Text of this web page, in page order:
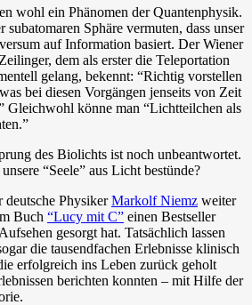
wohl ein Phänomen der Quantenphysik.
Sphäre vermuten, dass unser
auf Information basiert. Der Wiener
dem als erster die Teleportation
gelang, bekennt: “Richtig vorstellen
bei diesen Vorgängen jenseits von Zeit
Gleichwohl könne man “Lichtteilchen als
des Biolichts ist noch unbeantwortet.
“Seele” aus Licht bestünde?
deutsche PhysikerMarkolf Niemz weiter
Buch “Lucy mit C” einen Bestseller
gesorgt hat. Tatsächlich lassen
die tausendfachen Erlebnisse klinisch
erfolgreich ins Leben zurück geholt
berichten konnten – mit Hilfe der